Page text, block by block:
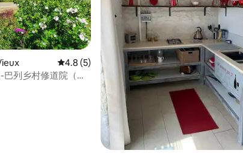
平均评分 4.8 分（满分 5 分），共 5 条评价
4.8 (5)
列乡村修道院（